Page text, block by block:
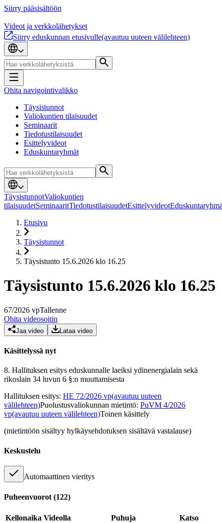
Siirry pääsisältöön
Videot ja verkkolähetykset
Siirry eduskunnan etusivulle(avautuu uuteen välilehteen)
Ohita navigointivalikko
Täysistunnot
Valiokuntien tilaisuudet
Seminaarit
Tiedotustilaisuudet
Esittelyvideot
Eduskuntaryhmät
TäysistunnotValiokuntien
tilaisuudetSeminaaritTiedotustilaisuudetEsittelyvideot
Etusivu
Täysistunnot
Täysistunto 15.6.2026 klo 16.25
Täysistunto 15.6.2026 klo 16.25
67/2026 vpTallenne
Ohita videosoitin
Jaa video Lataa video
Käsittelyssä nyt
8. Hallituksen esitys eduskunnalle laeiksi ydinenergialain sekä
rikoslain 34 luvun 6 §:n muuttamisesta
Hallituksen esitys: HE 72/2026 vp(avautuu uuteen
välilehteen)Puolustusvaliokunnan mietintö: PuVM 4/2026
vp(avautuu uuteen välilehteen)Toinen käsittely
(mietintöön sisältyy hylkäysehdotuksen sisältävä vastalause)
Keskustelu
Automaattinen vieritys
Puheenvuorot (122)
Kellonaika Videolla Puhuja
Katso